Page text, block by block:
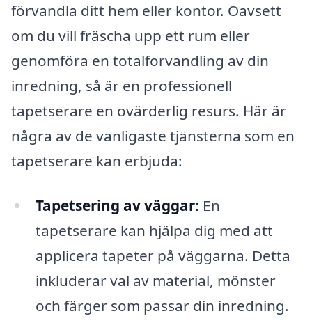
förvandla ditt hem eller kontor. Oavsett
om du vill fräscha upp ett rum eller
genomföra en totalforvandling av din
inredning, så är en professionell
tapetserare en ovärderlig resurs. Här är
några av de vanligaste tjänsterna som en
tapetserare kan erbjuda:
Tapetsering av väggar: En
tapetserare kan hjälpa dig med att
applicera tapeter på väggarna. Detta
inkluderar val av material, mönster
och färger som passar din inredning.